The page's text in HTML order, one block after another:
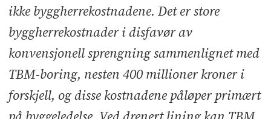
ikke byggherrekostnadene. Det er store
byggherrekostnader i disfavør av
konvensjonell sprengning sammenlignet med
TBM-boring, nesten 400 millioner kroner i
forskjell, og disse kostnadene påløper primært